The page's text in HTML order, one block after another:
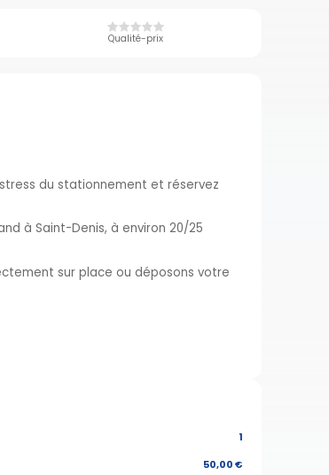
Qualité-prix
du stationnement et réservez
à Saint-Denis, à environ 20/25
sur place ou déposons votre
1
50,00 €